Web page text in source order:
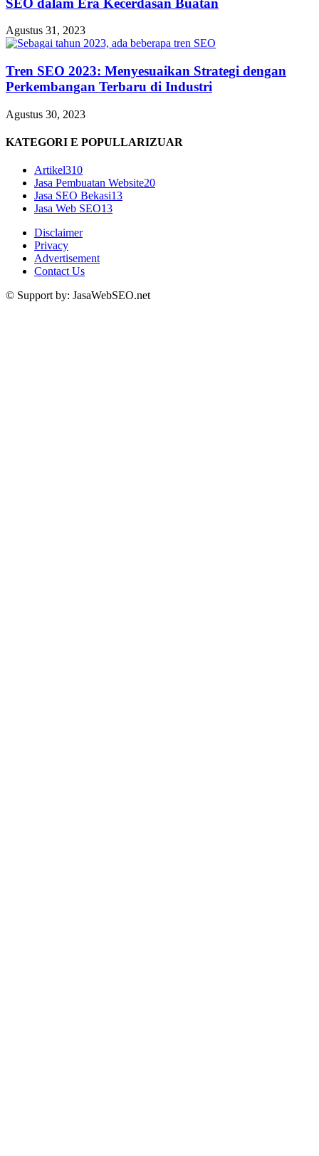
SEO dalam Era Kecerdasan Buatan
Agustus 31, 2023
Tren SEO 2023: Menyesuaikan Strategi dengan
Perkembangan Terbaru di Industri
Agustus 30, 2023
KATEGORI E POPULLARIZUAR
Artikel310
Jasa Pembuatan Website20
Jasa SEO Bekasi13
Jasa Web SEO13
Disclaimer
Privacy
Advertisement
Contact Us
© Support by: JasaWebSEO.net